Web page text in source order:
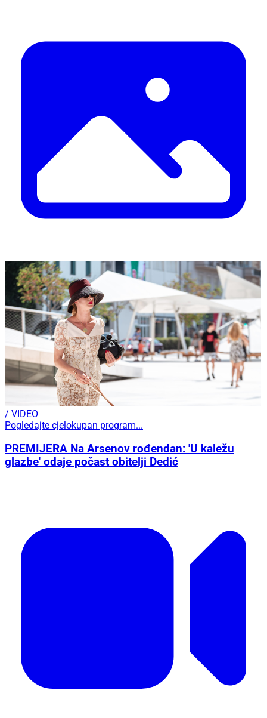
/ VIDEO
Pogledajte cjelokupan program...
PREMIJERA Na Arsenov rođendan: 'U kaležu
glazbe' odaje počast obitelji Dedić